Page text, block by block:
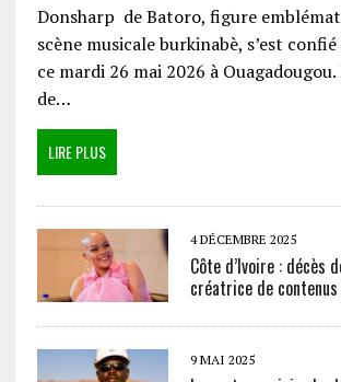
Donsharp de Batoro, figure
scène musicale burkinabè, s’est
ce mardi 26 mai 2026 à
de…
LIRE PLUS
4 DÉCEMBRE 2025
Côte d’Ivoire : décès
créatrice de contenus
9 MAI 2025